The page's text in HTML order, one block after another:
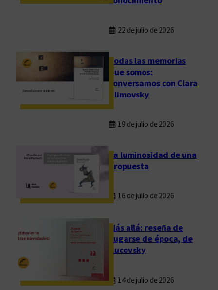
22 de julio de 2026
Todas las memorias
que somos:
conversamos con Clara
Klimovsky
19 de julio de 2026
La luminosidad de una
propuesta
16 de julio de 2026
Más allá: reseña de
Fugarse de época, de
Rucovsky
14 de julio de 2026